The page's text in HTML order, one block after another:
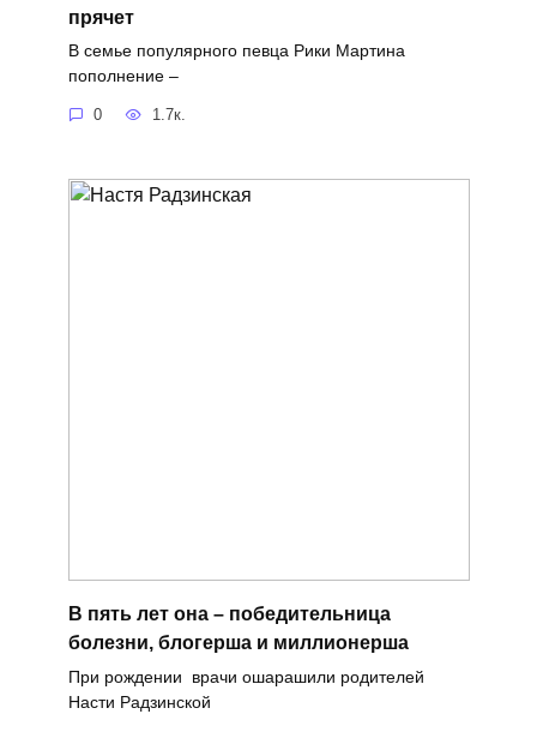
прячет
В семье популярного певца Рики Мартина
пополнение –
0 1.7к.
В пять лет она – победительница
болезни, блогерша и миллионерша
При рождении врачи ошарашили родителей
Насти Радзинской